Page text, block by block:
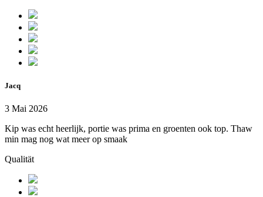
Jacq
3 Mai 2026
Kip was echt heerlijk, portie was prima en groenten ook top. Thaw
min mag nog wat meer op smaak
Qualität